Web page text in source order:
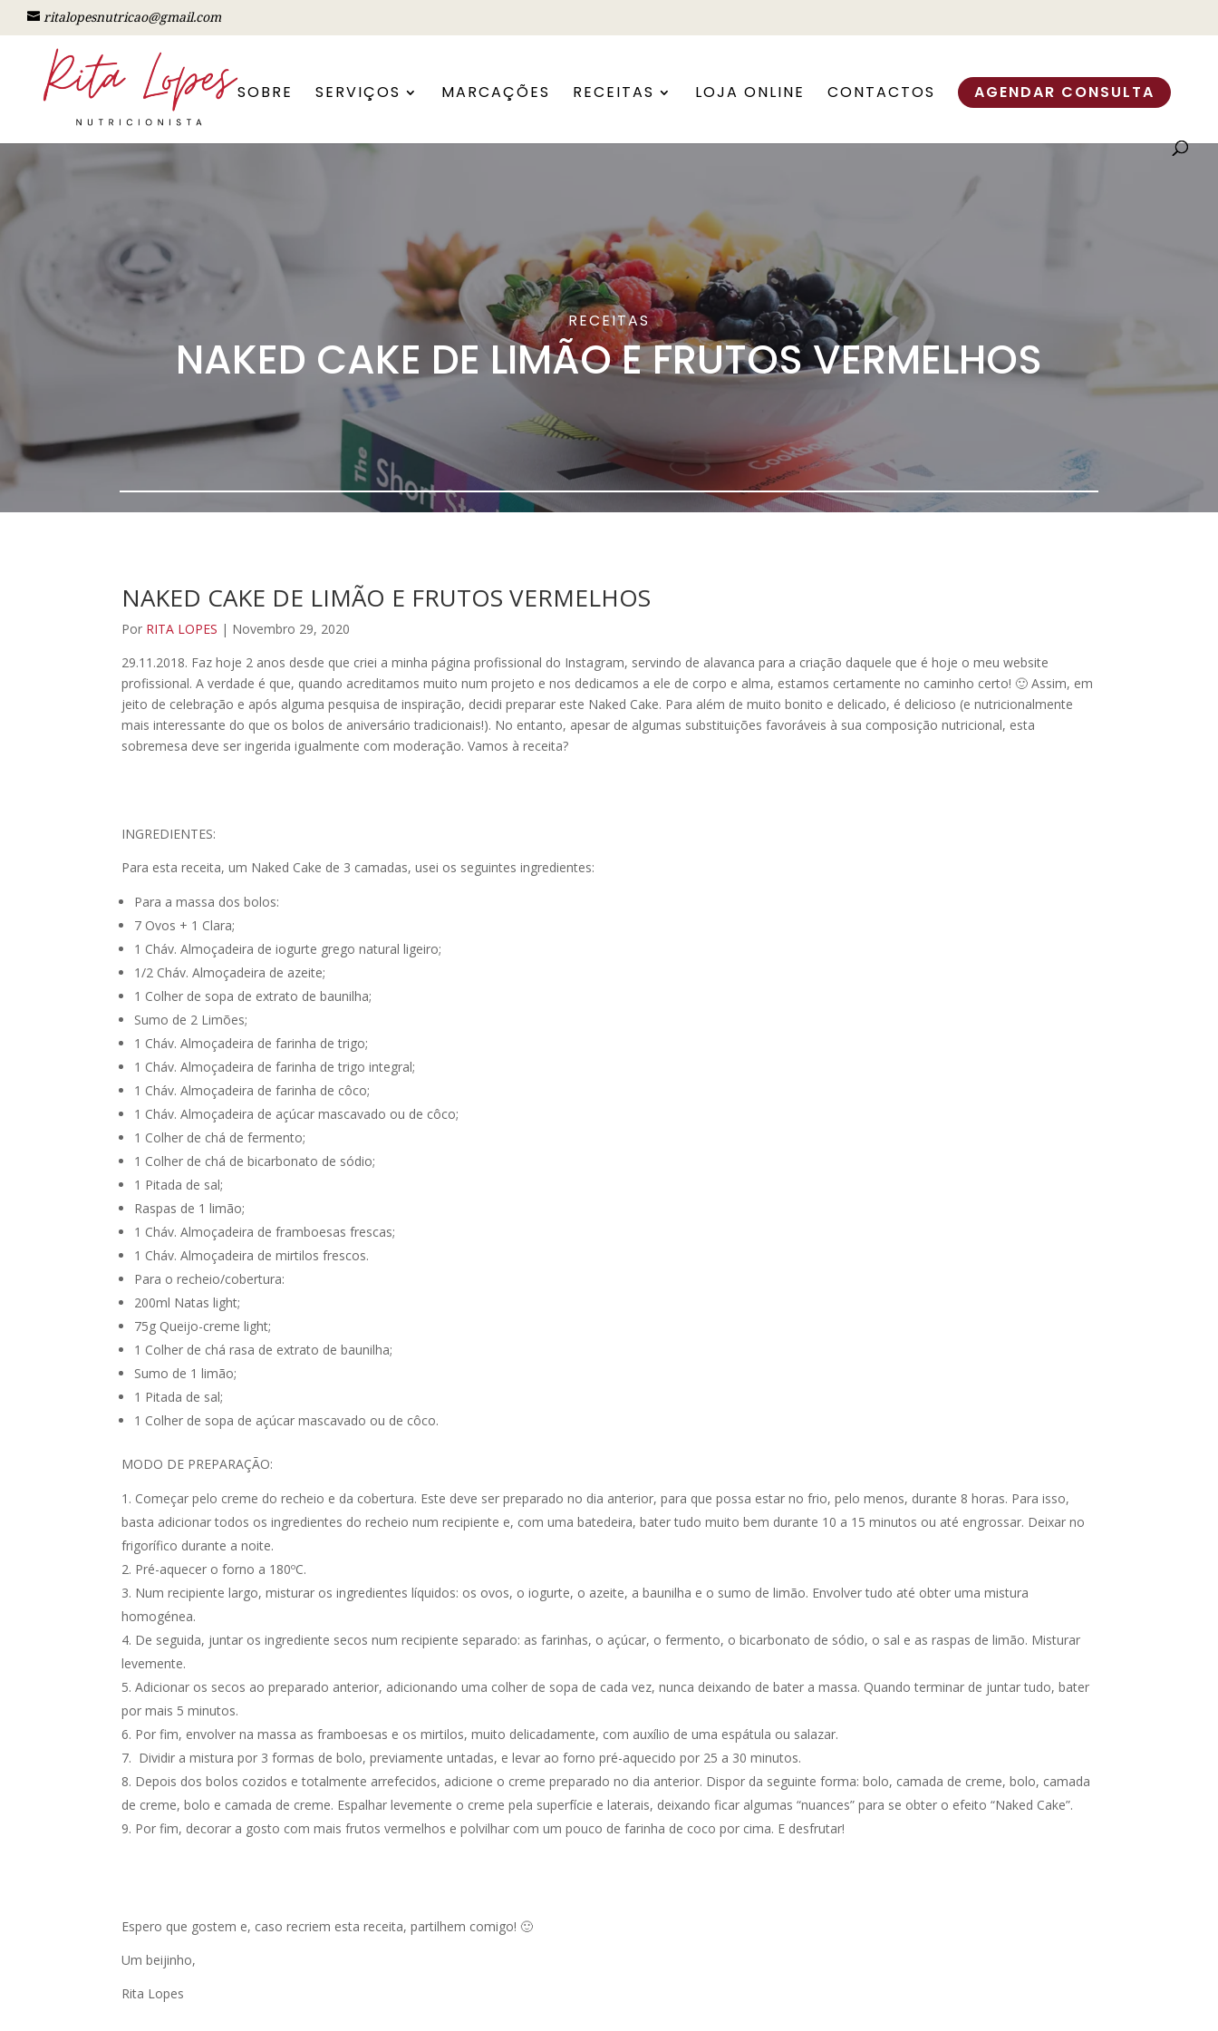
ritalopesnutricao@gmail.com
SOBRE SERVIÇOS MARCAÇÕES RECEITAS LOJA ONLINE CONTACTOS AGENDAR CONSULTA
RECEITAS
NAKED CAKE DE LIMÃO E FRUTOS VERMELHOS
NAKED CAKE DE LIMÃO E FRUTOS VERMELHOS
Por RITA LOPES | Novembro 29, 2020
29.11.2018. Faz hoje 2 anos desde que criei a minha página profissional do Instagram, servindo de alavanca para a criação daquele que é hoje o meu website
profissional. A verdade é que, quando acreditamos muito num projeto e nos dedicamos a ele de corpo e alma, estamos certamente no caminho certo! 🙂 Assim, em
jeito de celebração e após alguma pesquisa de inspiração, decidi preparar este Naked Cake. Para além de muito bonito e delicado, é delicioso (e nutricionalmente
mais interessante do que os bolos de aniversário tradicionais!). No entanto, apesar de algumas substituições favoráveis à sua composição nutricional, esta
sobremesa deve ser ingerida igualmente com moderação. Vamos à receita?
INGREDIENTES:
Para esta receita, um Naked Cake de 3 camadas, usei os seguintes ingredientes:
Para a massa dos bolos:
7 Ovos + 1 Clara;
1 Cháv. Almoçadeira de iogurte grego natural ligeiro;
1/2 Cháv. Almoçadeira de azeite;
1 Colher de sopa de extrato de baunilha;
Sumo de 2 Limões;
1 Cháv. Almoçadeira de farinha de trigo;
1 Cháv. Almoçadeira de farinha de trigo integral;
1 Cháv. Almoçadeira de farinha de côco;
1 Cháv. Almoçadeira de açúcar mascavado ou de côco;
1 Colher de chá de fermento;
1 Colher de chá de bicarbonato de sódio;
1 Pitada de sal;
Raspas de 1 limão;
1 Cháv. Almoçadeira de framboesas frescas;
1 Cháv. Almoçadeira de mirtilos frescos.
Para o recheio/cobertura:
200ml Natas light;
75g Queijo-creme light;
1 Colher de chá rasa de extrato de baunilha;
Sumo de 1 limão;
1 Pitada de sal;
1 Colher de sopa de açúcar mascavado ou de côco.
MODO DE PREPARAÇÃO:
Começar pelo creme do recheio e da cobertura. Este deve ser preparado no dia anterior, para que possa estar no frio, pelo menos, durante 8 horas. Para isso,
basta adicionar todos os ingredientes do recheio num recipiente e, com uma batedeira, bater tudo muito bem durante 10 a 15 minutos ou até engrossar. Deixar no
frigorífico durante a noite.
Pré-aquecer o forno a 180ºC.
Num recipiente largo, misturar os ingredientes líquidos: os ovos, o iogurte, o azeite, a baunilha e o sumo de limão. Envolver tudo até obter uma mistura
homogénea.
De seguida, juntar os ingrediente secos num recipiente separado: as farinhas, o açúcar, o fermento, o bicarbonato de sódio, o sal e as raspas de limão. Misturar
levemente.
Adicionar os secos ao preparado anterior, adicionando uma colher de sopa de cada vez, nunca deixando de bater a massa. Quando terminar de juntar tudo, bater
por mais 5 minutos.
Por fim, envolver na massa as framboesas e os mirtilos, muito delicadamente, com auxílio de uma espátula ou salazar.
Dividir a mistura por 3 formas de bolo, previamente untadas, e levar ao forno pré-aquecido por 25 a 30 minutos.
Depois dos bolos cozidos e totalmente arrefecidos, adicione o creme preparado no dia anterior. Dispor da seguinte forma: bolo, camada de creme, bolo, camada
de creme, bolo e camada de creme. Espalhar levemente o creme pela superfície e laterais, deixando ficar algumas “nuances” para se obter o efeito “Naked Cake”.
Por fim, decorar a gosto com mais frutos vermelhos e polvilhar com um pouco de farinha de coco por cima. E desfrutar!
Espero que gostem e, caso recriem esta receita, partilhem comigo! 🙂
Um beijinho,
Rita Lopes